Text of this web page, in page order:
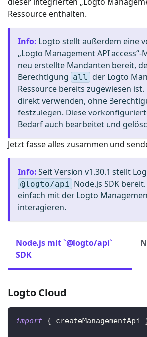
Ressource enthalten.
Info: Logto stellt außerdem eine
„Logto Management API access“-
neu erstellte Mandanten bereit,
Berechtigung all der Logto
Ressource bereits zugewiesen
direkt verwenden, ohne
festzulegen. Diese
Bedarf auch bearbeitet und
Jetzt fasse alles zusammen und
Info: Seit Version v1.30.1 stellt
@logto/api Node.js SDK
einfach mit der Logto
interagieren.
Node.js mit `@logto/api`
SDK
Logto Cloud
import { createManagementApi